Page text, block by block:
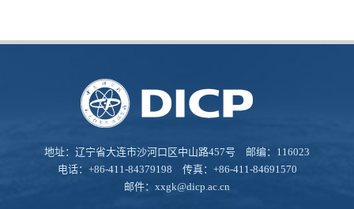
地址：辽宁省大连市沙河口区中山路457号 邮编：116023
电话：+86-411-84379198 传真：+86-411-84691570
邮件： xxgk@dicp.ac.cn